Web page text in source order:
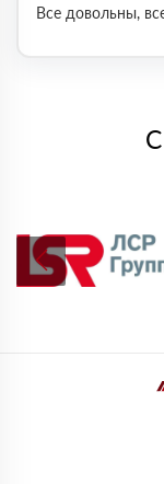
Все довольны,